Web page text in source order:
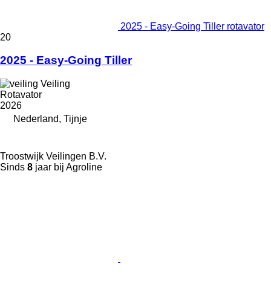
2025 - Easy-Going Tiller rotavator
20
2025 - Easy-Going Tiller
Veiling
Rotavator
2026
Nederland, Tijnje
Troostwijk Veilingen B.V.
Sinds 8 jaar bij Agroline